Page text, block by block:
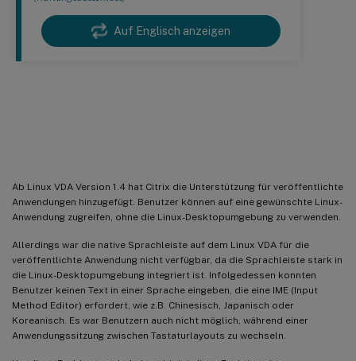
Auf Englisch anzeigen
Ab Linux VDA Version 1.4 hat Citrix die Unterstützung für veröffentlichte
Anwendungen hinzugefügt. Benutzer können auf eine gewünschte Linux-
Anwendung zugreifen, ohne die Linux-Desktopumgebung zu verwenden.
Allerdings war die native Sprachleiste auf dem Linux VDA für die
veröffentlichte Anwendung nicht verfügbar, da die Sprachleiste stark in
die Linux-Desktopumgebung integriert ist. Infolgedessen konnten
Benutzer keinen Text in einer Sprache eingeben, die eine IME (Input
Method Editor) erfordert, wie z.B. Chinesisch, Japanisch oder
Koreanisch. Es war Benutzern auch nicht möglich, während einer
Anwendungssitzung zwischen Tastaturlayouts zu wechseln.